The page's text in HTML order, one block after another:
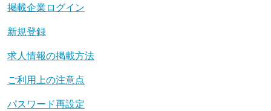
掲載企業ログイン
新規登録
求人情報の掲載方法
ご利用上の注意点
パスワード再設定